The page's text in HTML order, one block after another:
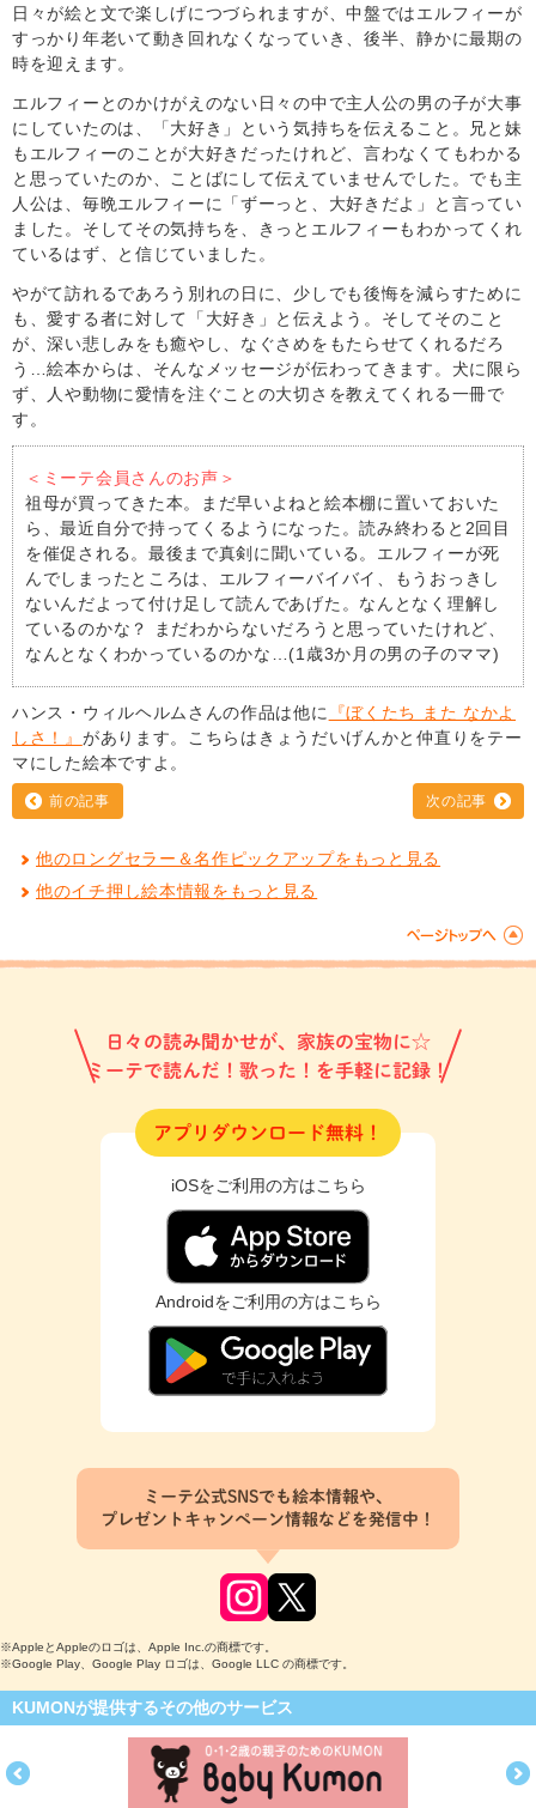
日々が絵と文で楽しげにつづられますが、中盤ではエルフィーが
すっかり年老いて動き回れなくなっていき、後半、静かに最期の
時を迎えます。
エルフィーとのかけがえのない日々の中で主人公の男の子が大事
にしていたのは、「大好き」という気持ちを伝えること。兄と妹
もエルフィーのことが大好きだったけれど、言わなくてもわかる
と思っていたのか、ことばにして伝えていませんでした。でも主
人公は、毎晩エルフィーに「ずーっと、大好きだよ」と言ってい
ました。そしてその気持ちを、きっとエルフィーもわかってくれ
ているはず、と信じていました。
やがて訪れるであろう別れの日に、少しでも後悔を減らすために
も、愛する者に対して「大好き」と伝えよう。そしてそのこと
が、深い悲しみをも癒やし、なぐさめをもたらせてくれるだろ
う…絵本からは、そんなメッセージが伝わってきます。犬に限ら
ず、人や動物に愛情を注ぐことの大切さを教えてくれる一冊で
す。
＜ミーテ会員さんのお声＞
祖母が買ってきた本。まだ早いよねと絵本棚に置いておいた
ら、最近自分で持ってくるようになった。読み終わると2回目
を催促される。最後まで真剣に聞いている。エルフィーが死
んでしまったところは、エルフィーバイバイ、もうおっきし
ないんだよって付け足して読んであげた。なんとなく理解し
ているのかな？ まだわからないだろうと思っていたけれど、
なんとなくわかっているのかな…(1歳3か月の男の子のママ)
ハンス・ウィルヘルムさんの作品は他に
『ぼくたち また なかよ
しさ！』 があります。こちらはきょうだいげんかと仲直りをテー
マにした絵本ですよ。
前の記事 次の記事
他のロングセラー＆名作ピックアップをもっと見る
他のイチ押し絵本情報をもっと見る
日々の読み聞かせが、家族の宝物に☆
ミーテで読んだ！歌った！を手軽に記録！
アプリダウンロード無料！
iOSをご利用の方はこちら
Androidをご利用の方はこちら
ミーテ公式SNSでも絵本情報や、
プレゼントキャンペーン情報などを発信中！
※AppleとAppleのロゴは、Apple Inc.の商標です。
※Google Play、Google Play ロゴは、Google LLC の商標です。
KUMONが提供するその他のサービス